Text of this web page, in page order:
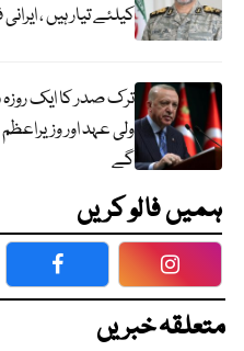
کیلئے تیار ہیں ،
ترک صدر کا ایک
ولی عہد اور
گے
ہمیں فالو کریں
Facebook
متعلقہ خبریں